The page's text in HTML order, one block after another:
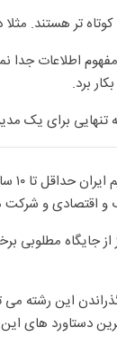
۱۱ الی ۱۶ ماه طول میکشد. امروزه بخش عمده
اطلاعات جدا
برد.
تنهایی برای یک
و اقتصادی و
از جایگاه مطلوبی
این رشته می
دستاورد های